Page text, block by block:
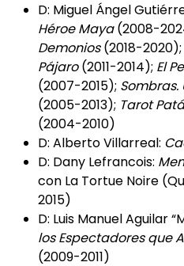
D: Miguel Ángel
Héroe Maya(2008-
Demonios(2018-2020);
Pájaro(2011-2014); El
(2007-2015); Sombras.
(2005-2013); Tarot
(2004-2010)
D: Alberto Villarreal:
D: Dany Lefrancois:
con La Tortue Noire
2015)
D: Luis Manuel Aguilar
los Espectadores que
(2009-2011)